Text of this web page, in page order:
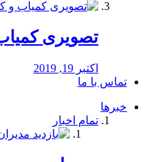
️تصویری کمیاب
اکتبر 19, 2019
تماس با ما
خبرها
تمام اخبار